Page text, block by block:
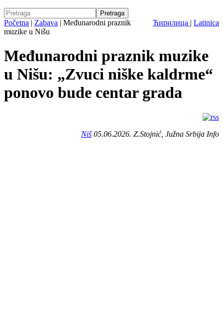
Ћирилица | Latinica
Početna | Zabava | Međunarodni praznik
muzike u Nišu
Međunarodni praznik muzike
u Nišu: „Zvuci niške kaldrme“
ponovo bude centar grada
Niš05.06.2026. Z.Stojnić, Južna Srbija Info